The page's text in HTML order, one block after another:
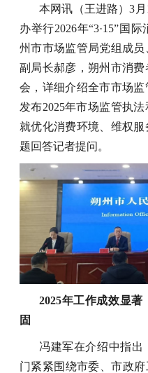
本网讯（王进路）3
办举行2026年“3·15”国
州市市场监管局党组成员
副局长郝彦，朔州市消
会，详细介绍全市市场监
发布2025年市场监管执
就优化消费环境、维权
题回答记者提问。
2025年工作成效显
固
冯建军在介绍中指出
门紧紧围绕市委、市政